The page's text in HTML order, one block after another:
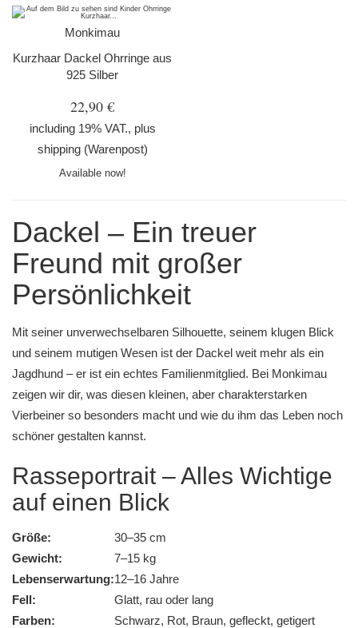
Monkimau
Kurzhaar Dackel Ohrringe aus
925 Silber
22,90 €
including 19% VAT., plus
shipping (Warenpost)
Available now!
Dackel – Ein treuer
Freund mit großer
Persönlichkeit
Mit seiner unverwechselbaren Silhouette, seinem klugen Blick
und seinem mutigen Wesen ist der Dackel weit mehr als ein
Jagdhund – er ist ein echtes Familienmitglied. Bei Monkimau
zeigen wir dir, was diesen kleinen, aber charakterstarken
Vierbeiner so besonders macht und wie du ihm das Leben noch
schöner gestalten kannst.
Rasseportrait – Alles Wichtige
auf einen Blick
Größe:
30–35 cm
Gewicht:
7–15 kg
Lebenserwartung:12–16 Jahre
Fell:
Glatt, rau oder lang
Farben:
Schwarz, Rot, Braun, gefleckt, getigert